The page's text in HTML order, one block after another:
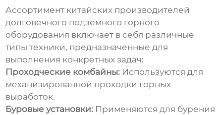
Ассортимент китайских производителей
долговечного подземного горного
оборудования включает в себя различные
типы техники, предназначенные для
выполнения конкретных задач:
Проходческие комбайны: Используются для
механизированной проходки горных
выработок.
Буровые установки: Применяются для бурения